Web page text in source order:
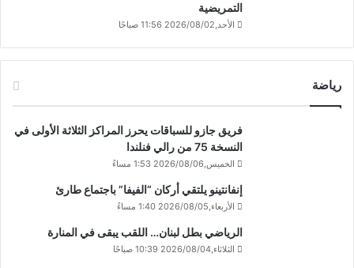
التمريضية
الأحد,2026/08/02 11:56 صباحًا
رياضة
فريق جازو للسباقات يحرز المراكز الثلاثة الأولى في
النسخة 75 من رالي فنلندا
الخميس,2026/08/06 1:53 مساءً
إنفانتينو يلتقي أركان “الفيفا” باجتماع طارئ
الأربعاء,2026/08/05 1:40 مساءً
الرياضي بطل لبنان… اللقب يبقى في المنارة
الثلاثاء,2026/08/04 10:39 صباحًا